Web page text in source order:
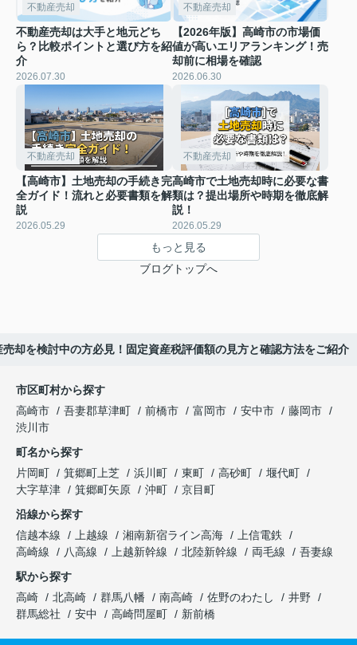
不動産売却
不動産売却は大手と地元どち
ら？比較ポイントと選び方を紹
介
2026.07.30
不動産売却
【2026年版】高崎市の市場価
値が高いエリアランキング！売
却前に相場を確認
2026.06.30
不動産売却
【高崎市】土地売却の手続き完
全ガイド！流れと必要書類を解
説
2026.05.29
不動産売却
高崎市で土地売却時に必要な書
類は？提出場所や時期を徹底解
説！
2026.05.29
もっと見る
ブログトップへ
却を検討中の方必見！固定資産税評価額の見方と確認方法をご紹介
市区町村から探す
高崎市
吾妻郡草津町 前橋市 富岡市 安中市
藤岡市
渋川市
町名から探す
片岡町
箕郷町上芝 浜川町 東町 高砂町
堰代町
大字草津
箕郷町矢原 沖町
京目町
沿線から探す
信越本線
上越線 湘南新宿ライン高海
上信電鉄
高崎線
八高線 上越新幹線 北陸新幹線 両毛線
吾妻線
駅から探す
高崎
北高崎 群馬八幡 南高崎 佐野のわたし
井野
群馬総社
安中 高崎問屋町 新前橋